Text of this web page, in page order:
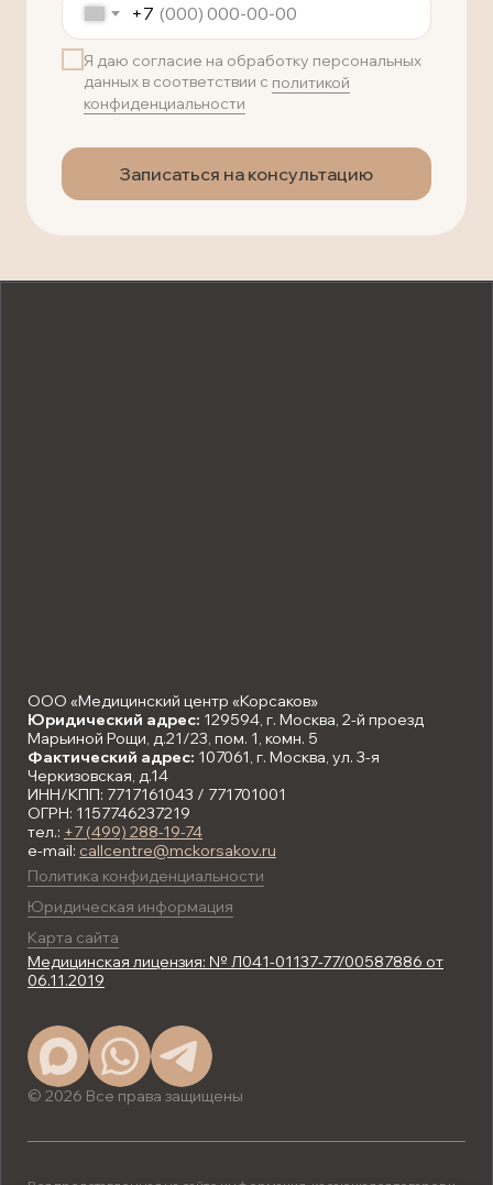
+7
Я даю согласие на обработку персональных
данных в соответствии с политикой
конфиденциальности
Записаться на консультацию
ООО «Медицинский центр «Корсаков»
Юридический адрес: 129594, г. Москва, 2-й проезд
Марьиной Рощи, д.21/23, пом. 1, комн. 5
Фактический адрес: 107061, г. Москва, ул. 3-я
Черкизовская, д.14
ИНН/КПП: 7717161043 / 771701001
ОГРН: 1157746237219
тел.: +7 (499) 288-19-74
e-mail: callcentre@mckorsakov.ru
Политика конфиденциальности
Юридическая информация
Карта сайта
Медицинская лицензия: № Л041-01137-77/00587886 от
06.11.2019
© 2026 Все права защищены